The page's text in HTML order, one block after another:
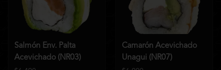
Salmón Env. Palta
Acevichado (NR03)
Camarón Acevichado
Unagui (NR07)